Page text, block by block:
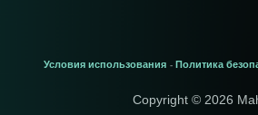
Условия использования - Политика
Copyright © 2026